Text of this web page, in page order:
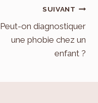
SUIVANT
Peut-on diagnostiquer
une phobie chez un
enfant ?